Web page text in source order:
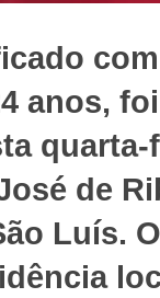
anos,
quarta-
de
Luís.